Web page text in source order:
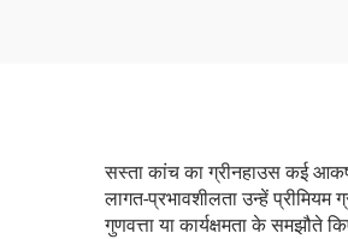
सस्ता कांच का ग्रीनहाउस कई
लागत-प्रभावशीलता उन्हें
गुणवत्ता या कार्यक्षमता के